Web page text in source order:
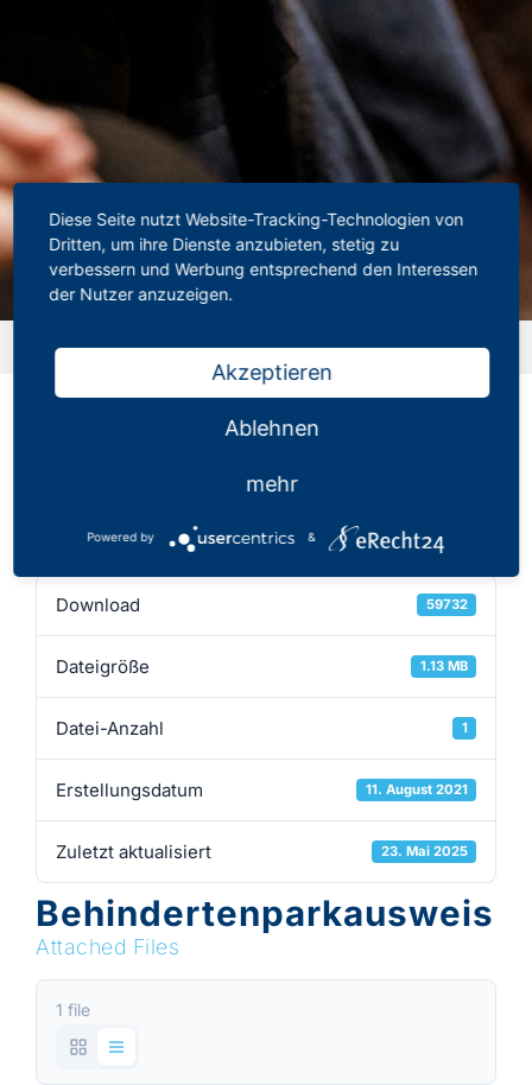
Startseite»Downloads»Behindertenparkausweis
Behindertenparkausweis
Download 59732
Dateigröße 1.13 MB
Datei-Anzahl 1
Erstellungsdatum 11. August 2021
Zuletzt aktualisiert 23. Mai 2025
Behindertenparkausweis
Attached Files
1 file
Diese Seite nutzt Website-Tracking-Technologien von
Dritten, um ihre Dienste anzubieten, stetig zu
verbessern und Werbung entsprechend den Interessen
der Nutzer anzuzeigen.
Akzeptieren
Ablehnen
mehr
Powered by &